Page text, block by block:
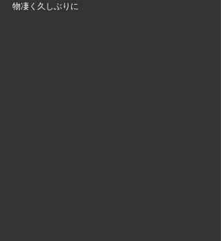
物凄く久しぶりに